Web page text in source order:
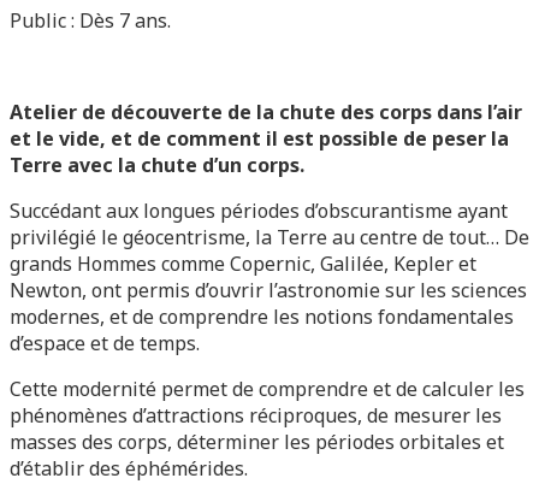
Public : Dès 7 ans.
Atelier de découverte de la chute des corps dans l’air
et le vide, et de comment il est possible de peser la
Terre avec la chute d’un corps.
Succédant aux longues périodes d’obscurantisme ayant
privilégié le géocentrisme, la Terre au centre de tout… De
grands Hommes comme Copernic, Galilée, Kepler et
Newton, ont permis d’ouvrir l’astronomie sur les sciences
modernes, et de comprendre les notions fondamentales
d’espace et de temps.
Cette modernité permet de comprendre et de calculer les
phénomènes d’attractions réciproques, de mesurer les
masses des corps, déterminer les périodes orbitales et
d’établir des éphémérides.